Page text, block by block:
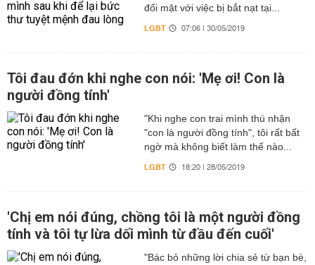
đối mặt với việc bị bắt nạt tại...
LGBT 07:06 | 30/05/2019
Tôi đau đớn khi nghe con nói: 'Mẹ ơi! Con là
người đồng tính'
"Khi nghe con trai mình thú nhận
"con là người đồng tính", tôi rất bất
ngờ mà không biết làm thế nào...
LGBT 18:20 | 28/05/2019
'Chị em nói đúng, chồng tôi là một người đồng
tính và tôi tự lừa dối mình từ đầu đến cuối'
"Bác bỏ những lời chia sẻ từ bạn bè,